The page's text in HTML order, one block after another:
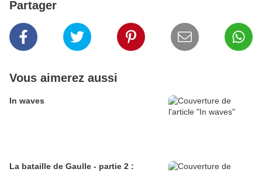
Partager
Vous aimerez aussi
In waves
La bataille de Gaulle - partie 2 :